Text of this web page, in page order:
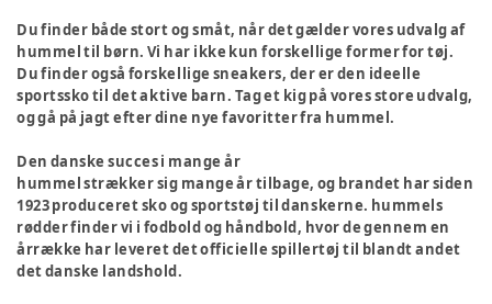
Du finder både stort og småt, når det gælder vores udvalg af
hummel til børn. Vi har ikke kun forskellige former for tøj.
Du finder også forskellige sneakers, der er den ideelle
sportssko til det aktive barn. Tag et kig på vores store udvalg,
og gå på jagt efter dine nye favoritter fra hummel.
Den danske succes i mange år
hummel strækker sig mange år tilbage, og brandet har siden
1923 produceret sko og sportstøj til danskerne. hummels
rødder finder vi i fodbold og håndbold, hvor de gennem en
årrække har leveret det officielle spillertøj til blandt andet
det danske landshold.